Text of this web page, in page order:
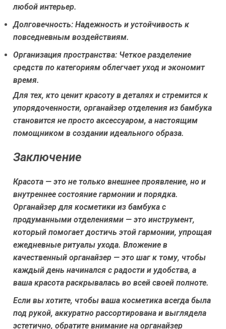
любой интерьер.
Долговечность: Надежность и устойчивость к
повседневным воздействиям.
Организация пространства: Четкое разделение
средств по категориям облегчает уход и экономит
время.
Для тех, кто ценит красоту в деталях и стремится к
упорядоченности, органайзер отделения из бамбука
становится не просто аксессуаром, а настоящим
помощником в создании идеального образа.
Заключение
Красота — это не только внешнее проявление, но и
внутреннее состояние гармонии и порядка.
Органайзер для косметики из бамбука с
продуманными отделениями — это инструмент,
который помогает достичь этой гармонии, упрощая
ежедневные ритуалы ухода. Вложение в
качественный органайзер — это шаг к тому, чтобы
каждый день начинался с радости и удобства, а
ваша красота раскрывалась во всей своей полноте.
Если вы хотите, чтобы ваша косметика всегда была
под рукой, аккуратно рассортирована и выглядела
эстетично, обратите внимание на органайзер